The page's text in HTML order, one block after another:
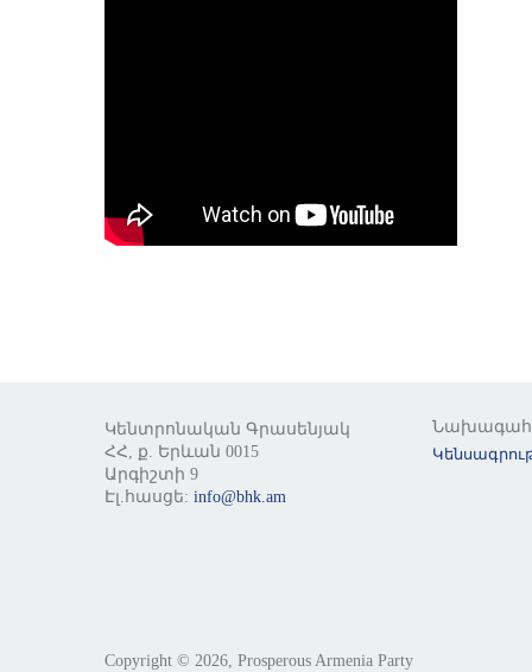
Կենտրոնական Գրասենյակ
ՀՀ, ք. Երևան 0015
Արգիշտի 9
Էլ.հասցե: info@bhk.am
Նախագահ
Copyright © 2026, Prosperous Armenia Party